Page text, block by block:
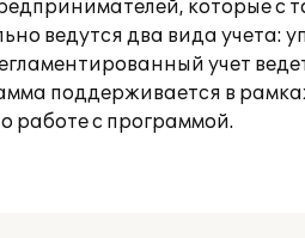
которые с
ведутся два вида учета:
учет
поддерживается в
работе с программой.